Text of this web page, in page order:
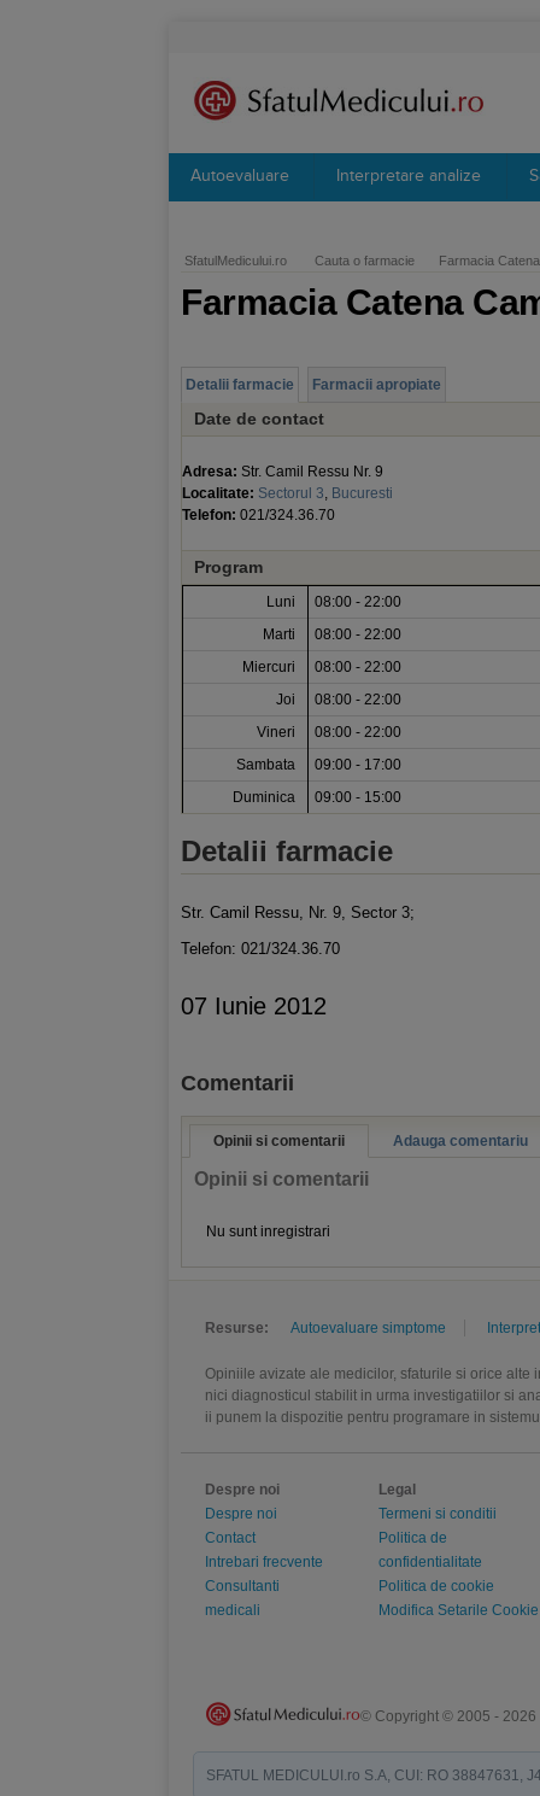
Autoevaluare Interpretare analize
SfatulMedicului.ro Cauta o farmacie Farmacia
Farmacia Catena
Detalii farmacie Farmacii apropiate
Date de contact
Adresa: Str. Camil Ressu Nr. 9
Localitate: Sectorul 3, Bucuresti
Telefon: 021/324.36.70
Program
Luni
08:00 - 22:00
Marti
08:00 - 22:00
Miercuri
08:00 - 22:00
Joi
08:00 - 22:00
Vineri
08:00 - 22:00
Sambata
09:00 - 17:00
Duminica
09:00 - 15:00
Detalii farmacie
Str. Camil Ressu, Nr. 9, Sector 3;
Telefon: 021/324.36.70
07 Iunie 2012
Comentarii
Opinii si comentarii Adauga comentariu
Opinii si comentarii
Nu sunt inregistrari
Resurse: Autoevaluare simptome
Opiniile avizate ale medicilor, sfaturile si orice
nici diagnosticul stabilit in urma investigatiilor si
ii punem la dispozitie pentru programare in
Despre noi
Despre noi
Contact
Intrebari frecvente
Consultanti
medicali
Legal
Termeni si conditii
Politica de
confidentialitate
Politica de cookie
Modifica Setarile Cookie
© Copyright © 2005 - 2026
SFATUL MEDICULUI.ro S.A, CUI: RO 38847631,